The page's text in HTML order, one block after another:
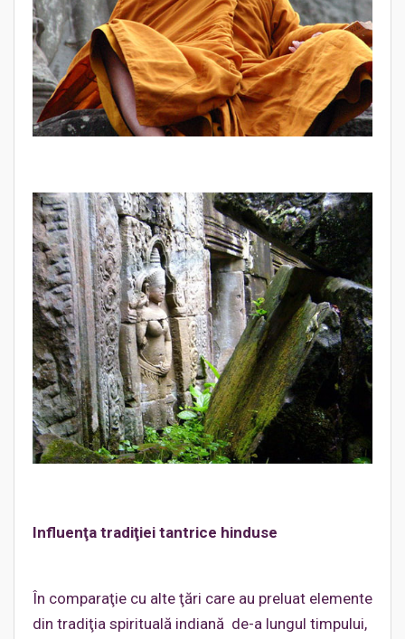
Influenţa tradiţiei tantrice hinduse
În comparaţie cu alte ţări care au preluat elemente
din tradiţia spirituală indiană de-a lungul timpului,